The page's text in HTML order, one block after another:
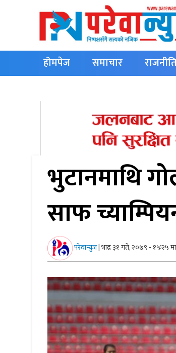
होमपेज समाचार
भुटानमाथि
साफ
परेवान्युज|भाद्र ३१ गते, २०७९ - १५ः२५